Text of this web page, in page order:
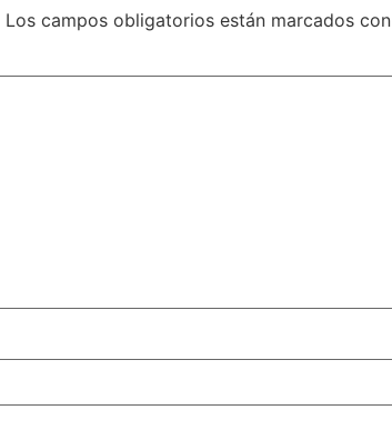
Los campos obligatorios están marcados con